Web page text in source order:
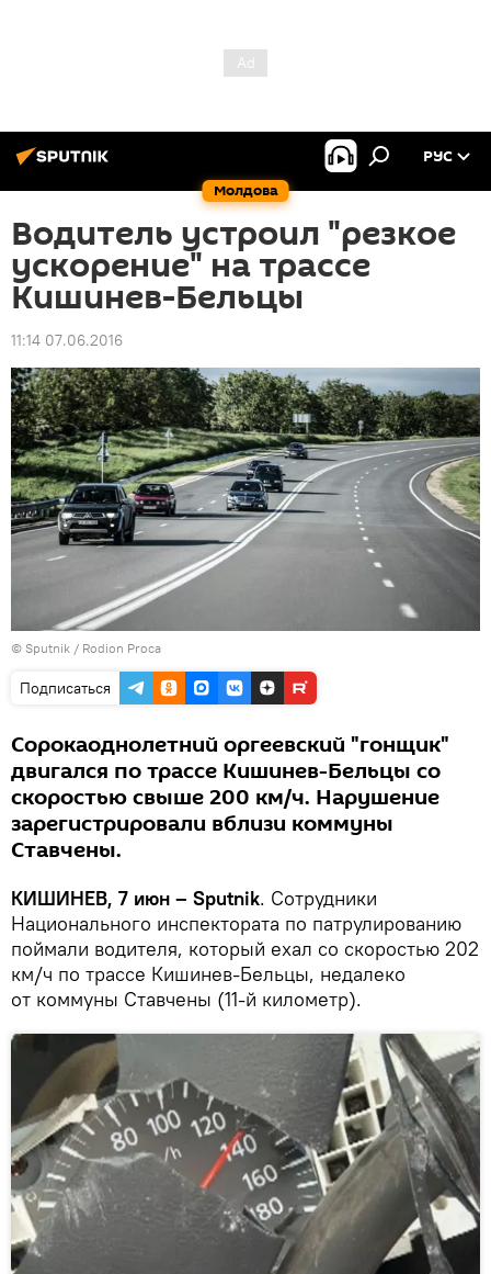
Молдова
РУС
Водитель устроил "резкое
ускорение" на трассе
Кишинев-Бельцы
11:14 07.06.2016
© Sputnik / Rodion Proca
Подписаться
Сорокаоднолетний оргеевский "гонщик"
двигался по трассе Кишинев-Бельцы со
скоростью свыше 200 км/ч. Нарушение
зарегистрировали вблизи коммуны
Ставчены.
КИШИНЕВ, 7 июн – Sputnik. Сотрудники
Национального инспектората по патрулированию
поймали водителя, который ехал со скоростью 202
км/ч по трассе Кишинев-Бельцы, недалеко
от коммуны Ставчены (11-й километр).